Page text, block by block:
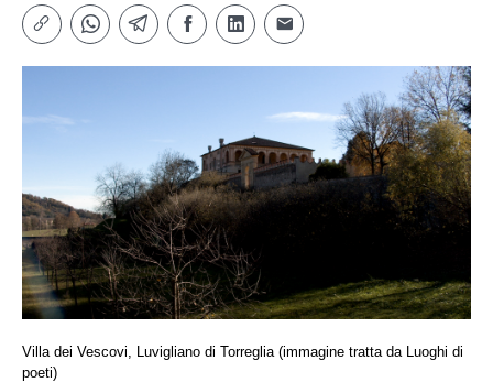
Villa dei Vescovi, Luvigliano di Torreglia (immagine tratta da Luoghi di
poeti)